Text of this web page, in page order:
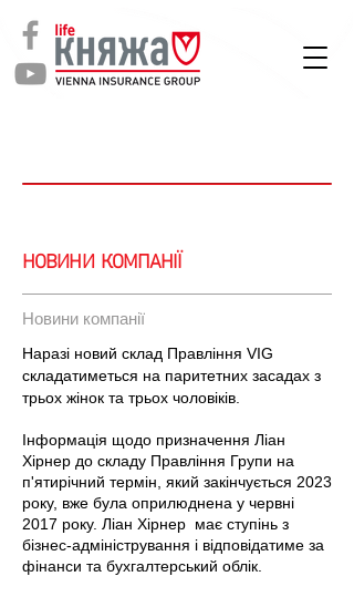
НОВИНИ КОМПАНІЇ
Новини компанії
Наразі новий склад Правління VIG
складатиметься на паритетних засадах з
трьох жінок та трьох чоловіків.
Інформація щодо призначення Ліан
Хірнер до складу Правління Групи на
п'ятирічний термін, який закінчується 2023
року, вже була оприлюднена у червні
2017 року. Ліан Хірнер має ступінь з
бізнес-адміністрування і відповідатиме за
фінанси та бухгалтерський облік.